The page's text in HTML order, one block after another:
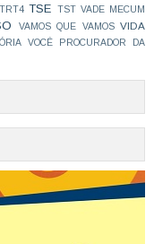
TRT4 TSE TST VADE MECUM
VAMOS QUE VAMOS VIDA
VOCÊ PROCURADOR DA